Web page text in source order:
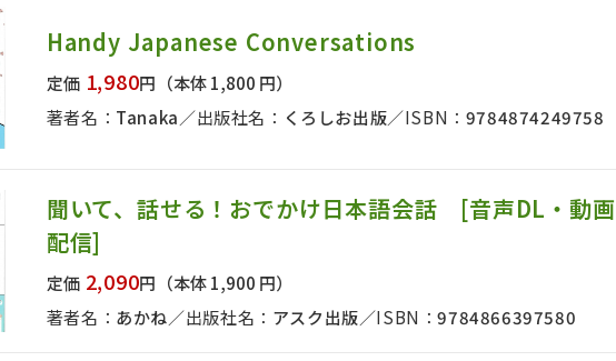
著者名で絞り込む
絞り込む
Handy Japanese Conversations
定価 1,980円 （本体 1,800 円）
著者名： Tanaka 出版社名： くろしお出版 ISBN： 9784874249758
聞いて、話せる！おでかけ日本語会話 [音声DL・動画
配信]
定価 2,090円 （本体 1,900 円）
著者名： あかね 出版社名： アスク出版 ISBN：9784866397580